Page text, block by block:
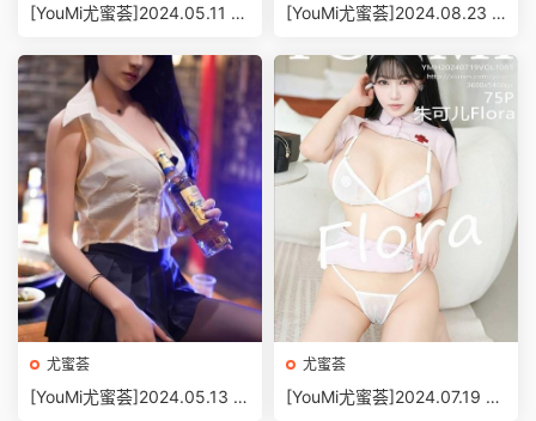
[YouMi尤蜜荟]2024.05.11 V
GB]
[YouMi尤蜜荟]2024.08.23 V
MB]
尤蜜荟
[YouMi尤蜜荟]2024.05.13 V
尤蜜荟
[YouMi尤蜜荟]2024.07.19 V